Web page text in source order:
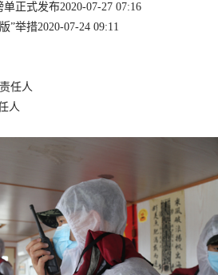
单正式发布2020-07-27 07:16
”举措2020-07-24 09:11
人